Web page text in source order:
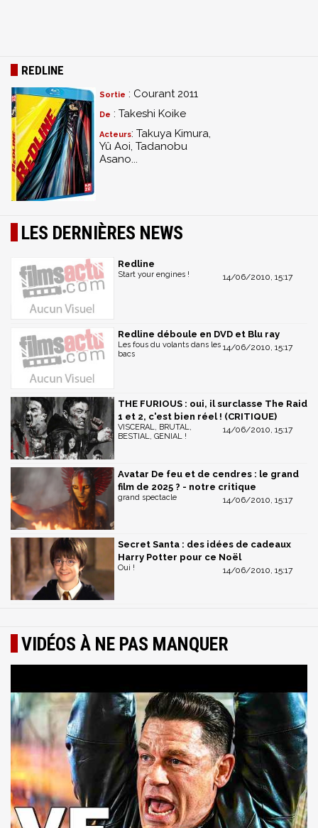
REDLINE
Sortie : Courant 2011
De : Takeshi Koike
Acteurs: Takuya Kimura,
Yû Aoi, Tadanobu
Asano...
LES DERNIÈRES NEWS
Redline
14/06/2010, 15:17
Start your engines !
Redline déboule en DVD et Blu ray
14/06/2010, 15:17
Les fous du volants dans les
bacs
THE FURIOUS : oui, il surclasse The Raid
1 et 2, c'est bien réel ! (CRITIQUE)
14/06/2010, 15:17
VISCERAL, BRUTAL,
BESTIAL, GENIAL !
Avatar De feu et de cendres : le grand
film de 2025 ? - notre critique
14/06/2010, 15:17
grand spectacle
Secret Santa : des idées de cadeaux
Harry Potter pour ce Noël
14/06/2010, 15:17
Oui !
VIDÉOS À NE PAS MANQUER